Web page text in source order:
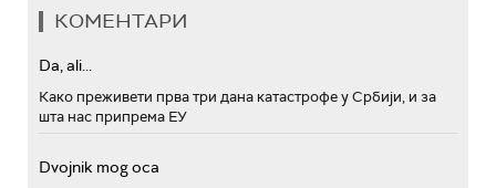
КОМЕНТАРИ
Da, ali...
Како преживети прва три дана катастрофе у Србији, и за
шта нас припрема ЕУ
Dvojnik mog oca